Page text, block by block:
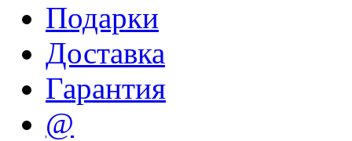
Подарки
Доставка
Гарантия
@